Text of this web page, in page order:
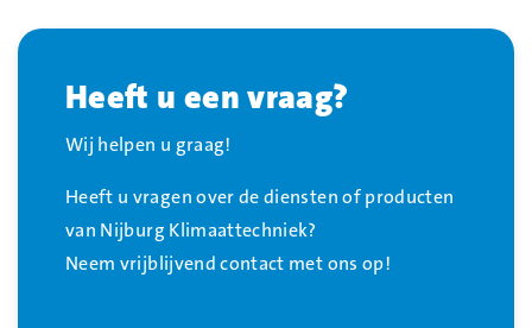
Heeft u een vraag?
Wij helpen u graag!
Heeft u vragen over de diensten of producten
van Nijburg Klimaattechniek?
Neem vrijblijvend contact met ons op!